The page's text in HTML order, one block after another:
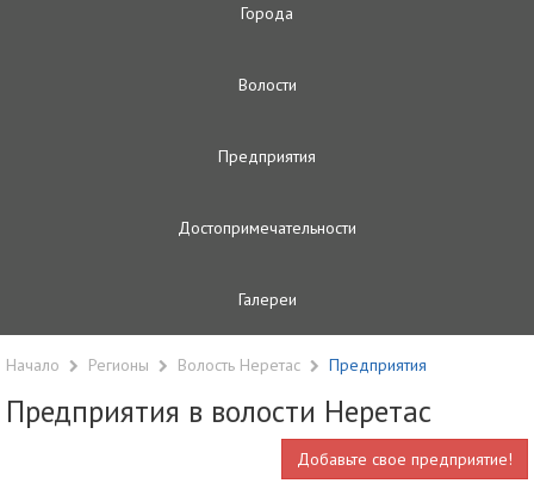
Городa
Волости
Предприятия
Достопримечательности
Галереи
Начало Регионы Волость Неретас Предприятия
Предприятия в волости Неретас
Добавьте свое предприятие!